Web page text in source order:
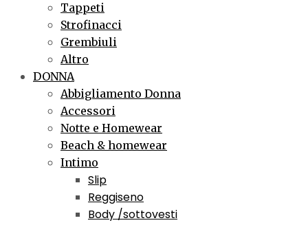
Tappeti
Strofinacci
Grembiuli
Altro
DONNA
Abbigliamento Donna
Accessori
Notte e Homewear
Beach & homewear
Intimo
Slip
Reggiseno
Body /sottovesti